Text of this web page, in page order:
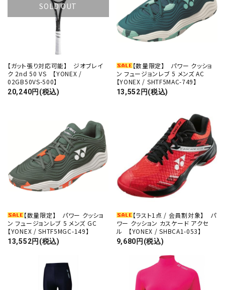
SOLD OUT
【ガット張り対応可能】 ジオブレイ
ク 2nd 50 VS 【YONEX /
02GB50VS-500】
20,240円(税込)
【数量限定】 パワー クッショ
ン フュージョンレブ 5 メンズ AC
【YONEX / SHTF5MAC-749】
13,552円(税込)
【数量限定】 パワー クッショ
ン フュージョンレブ 5 メンズ GC
【YONEX / SHTF5MGC-149】
13,552円(税込)
【ラスト1点 / 会員割対象】 パ
ワー クッション カスケード アクセ
ル 【YONEX / SHBCA1-053】
9,680円(税込)